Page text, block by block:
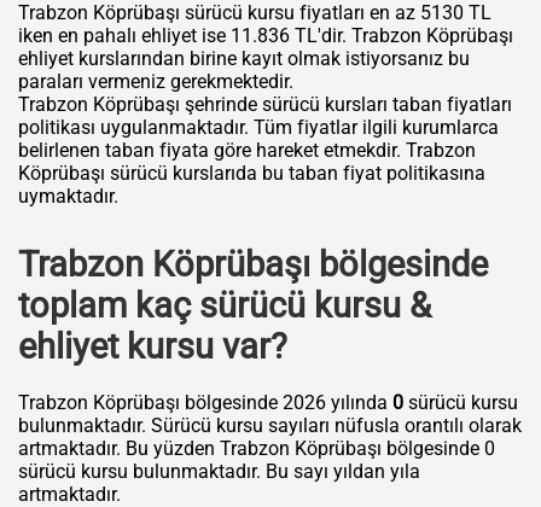
Trabzon Köprübaşı sürücü kursu fiyatları en az 5130 TL
iken en pahalı ehliyet ise 11.836 TL'dir. Trabzon Köprübaşı
ehliyet kurslarından birine kayıt olmak istiyorsanız bu
paraları vermeniz gerekmektedir.
Trabzon Köprübaşı şehrinde sürücü kursları taban fiyatları
politikası uygulanmaktadır. Tüm fiyatlar ilgili kurumlarca
belirlenen taban fiyata göre hareket etmekdir. Trabzon
Köprübaşı sürücü kurslarıda bu taban fiyat politikasına
uymaktadır.
Trabzon Köprübaşı bölgesinde
toplam kaç sürücü kursu &
ehliyet kursu var?
Trabzon Köprübaşı bölgesinde 2026 yılında 0 sürücü kursu
bulunmaktadır. Sürücü kursu sayıları nüfusla orantılı olarak
artmaktadır. Bu yüzden Trabzon Köprübaşı bölgesinde 0
sürücü kursu bulunmaktadır. Bu sayı yıldan yıla
artmaktadır.